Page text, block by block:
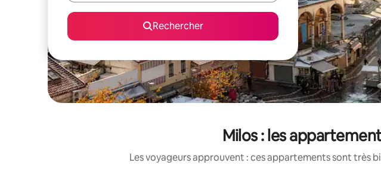
Rechercher
Milos : les
Les voyageurs approuvent : ces appartements sont très